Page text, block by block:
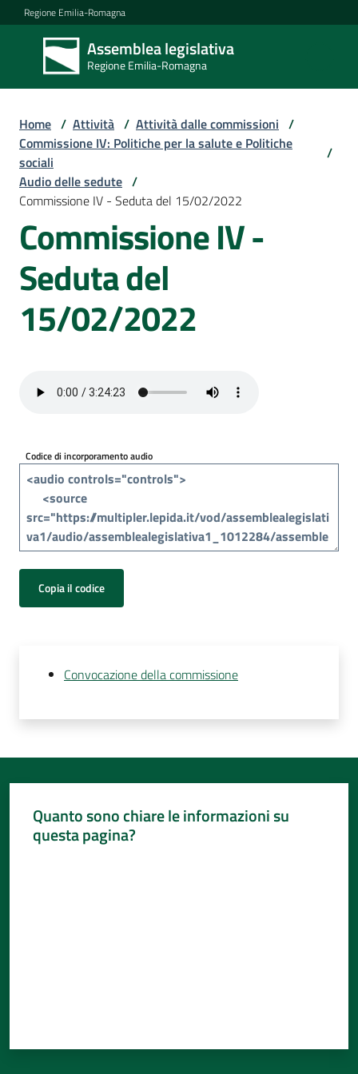
Vai al contenuto
Vai alla navigazione
Vai al footer
Regione Emilia-Romagna
Assemblea legislativa
Regione Emilia-Romagna
Assemblea
legislativa
Regione Emilia-
Assemblea
Attività
media
i
cittadini
Home / Attività / Attività dalle commissioni /
Commissione IV: Politiche per la salute e Politiche
sociali
/
Audio delle sedute /
Commissione IV - Seduta del 15/02/2022
Commissione IV -
Seduta del
15/02/2022
Codice di incorporamento audio
Copia il codice
Convocazione della commissione
Quanto sono chiare le informazioni su
questa pagina?